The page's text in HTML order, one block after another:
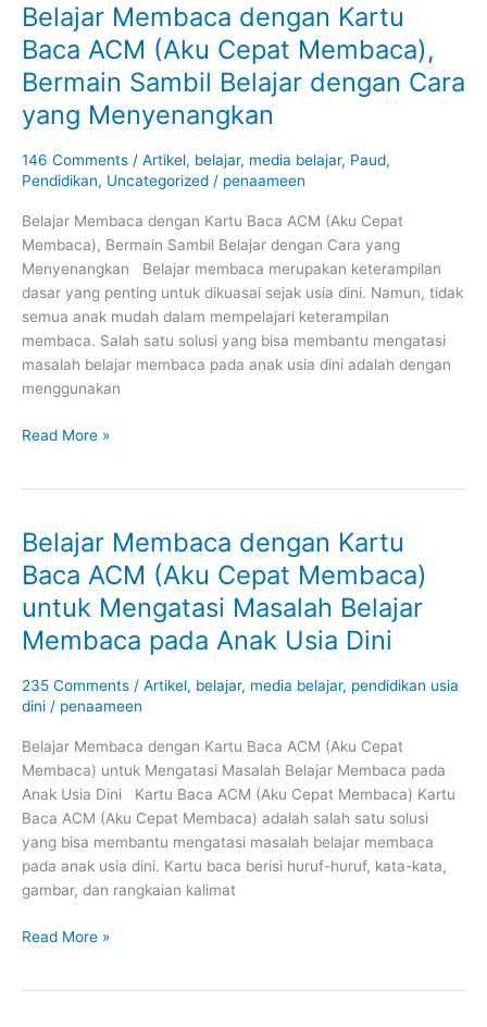
Belajar Membaca dengan Kartu
Baca ACM (Aku Cepat Membaca),
Bermain Sambil Belajar dengan Cara
yang Menyenangkan
146 Comments / Artikel, belajar, media belajar, Paud,
Pendidikan, Uncategorized / penaameen
Belajar Membaca dengan Kartu Baca ACM (Aku Cepat
Membaca), Bermain Sambil Belajar dengan Cara yang
Menyenangkan Belajar membaca merupakan keterampilan
dasar yang penting untuk dikuasai sejak usia dini. Namun, tidak
semua anak mudah dalam mempelajari keterampilan
membaca. Salah satu solusi yang bisa membantu mengatasi
masalah belajar membaca pada anak usia dini adalah dengan
menggunakan
Belajar
Membaca
dengan
Kartu
Baca
ACM
(Aku
Cepat
Bermain
Sambil
Belajar
dengan
Cara
yang
Menyenangkan
Read More »
Belajar Membaca dengan Kartu
Baca ACM (Aku Cepat Membaca)
untuk Mengatasi Masalah Belajar
Membaca pada Anak Usia Dini
235 Comments / Artikel, belajar, media belajar, pendidikan usia
dini / penaameen
Belajar Membaca dengan Kartu Baca ACM (Aku Cepat
Membaca) untuk Mengatasi Masalah Belajar Membaca pada
Anak Usia Dini Kartu Baca ACM (Aku Cepat Membaca) Kartu
Baca ACM (Aku Cepat Membaca) adalah salah satu solusi
yang bisa membantu mengatasi masalah belajar membaca
pada anak usia dini. Kartu baca berisi huruf-huruf, kata-kata,
gambar, dan rangkaian kalimat
Belajar
Membaca
dengan
Kartu
Baca
(Aku
Cepat
untuk
Mengatasi
Masalah
Belajar
Membaca
pada
Anak
Dini
Read More »